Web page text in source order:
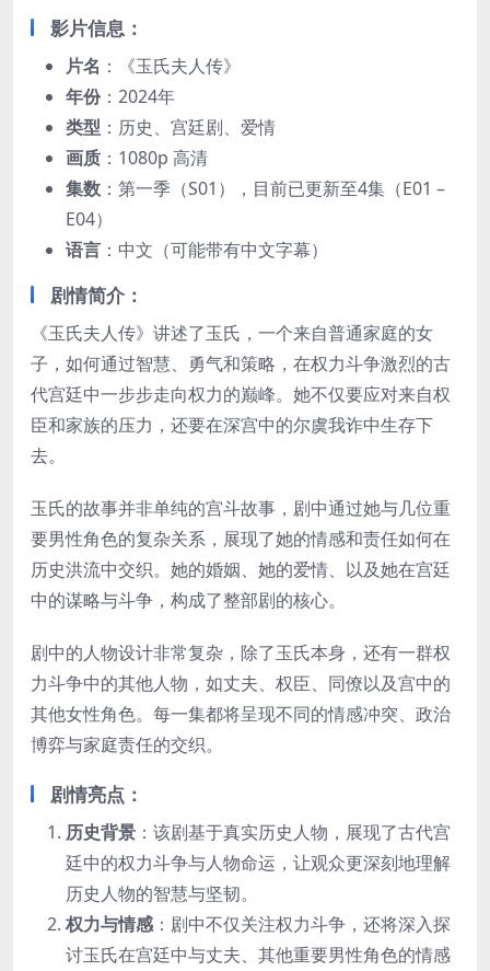
影片信息 ：
片名 ：《玉氏夫人传》
年份：2024年
类型 ：历史、宫廷剧、爱情
画质 ：1080p 高清
集数 ：第一季（S01），目前已更新至4集（E01 –
E04）
语言 ：中文（可能带有中文字幕）
剧情简介 ：
《玉氏夫人传》讲述了玉氏，一个来自普通家庭的女
子，如何通过智慧、勇气和策略，在权力斗争激烈的古
代宫廷中一步步走向权力的巅峰。她不仅要应对来自权
臣和家族的压力，还要在深宫中的尔虞我诈中生存下
去。
玉氏的故事并非单纯的宫斗故事，剧中通过她与几位重
要男性角色的复杂关系，展现了她的情感和责任如何在
历史洪流中交织。她的婚姻、她的爱情、以及她在宫廷
中的谋略与斗争，构成了整部剧的核心。
剧中的人物设计非常复杂，除了玉氏本身，还有一群权
力斗争中的其他人物，如丈夫、权臣、同僚以及宫中的
其他女性角色。每一集都将呈现不同的情感冲突、政治
博弈与家庭责任的交织。
剧情亮点 ：
历史背景 ：该剧基于真实历史人物，展现了古代宫
廷中的权力斗争与人物命运，让观众更深刻地理解
历史人物的智慧与坚韧。
权力与情感 ：剧中不仅关注权力斗争，还将深入探
讨玉氏在宫廷中与丈夫、其他重要男性角色的情感